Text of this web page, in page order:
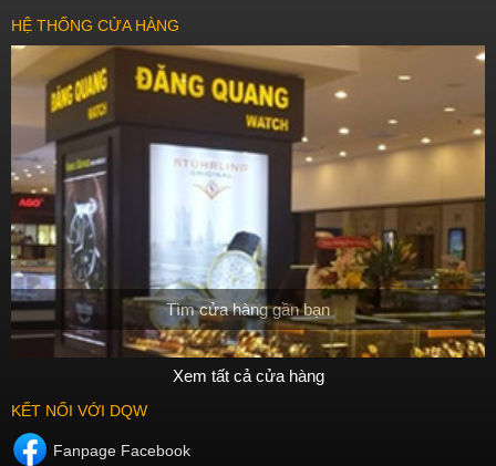
HỆ THỐNG CỬA HÀNG
Tìm cửa hàng gần bạn
Xem tất cả cửa hàng
KẾT NỐI VỚI DQW
Fanpage Facebook